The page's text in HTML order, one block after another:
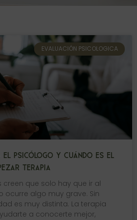
EVALUACIÓN PSICOLOGICA
EL PSICÓLOGO Y CUÁNDO ES EL
TERAPIA
creen que solo hay que ir al
ocurre algo muy grave. Sin
es muy distinta. La terapia
a conocerte mejor,
PáginaPáginaPáginaPágina